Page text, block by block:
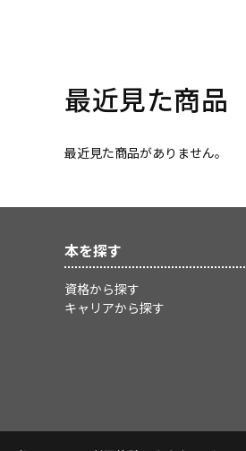
最近見た商品
最近見た商品がありません。
本を探す
資格から探す
キャリアから探す